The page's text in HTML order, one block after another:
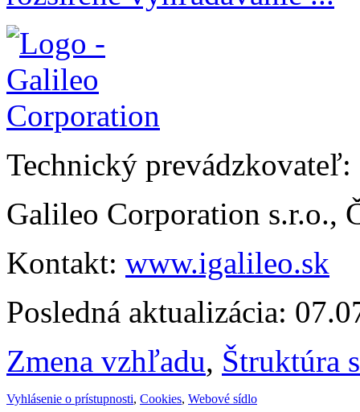
Technický prevádzkovateľ:
Galileo Corporation s.r.o.,
Kontakt: www.igalileo.sk
Posledná aktualizácia:
Zmena vzhľadu, Štruktúra
Vyhlásenie o prístupnosti, Cookies, Webové sídlo